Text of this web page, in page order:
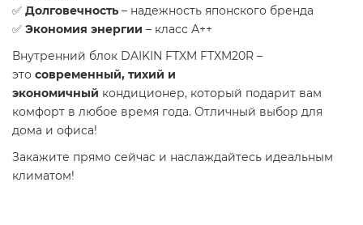
✅ Долговечность – надежность японского бренда
✅ Экономия энергии – класс А++
Внутренний блок DAIKIN FTXM FTXM20R –
это современный, тихий и
экономичный кондиционер, который подарит вам
комфорт в любое время года. Отличный выбор для
дома и офиса!
Закажите прямо сейчас и наслаждайтесь идеальным
климатом!